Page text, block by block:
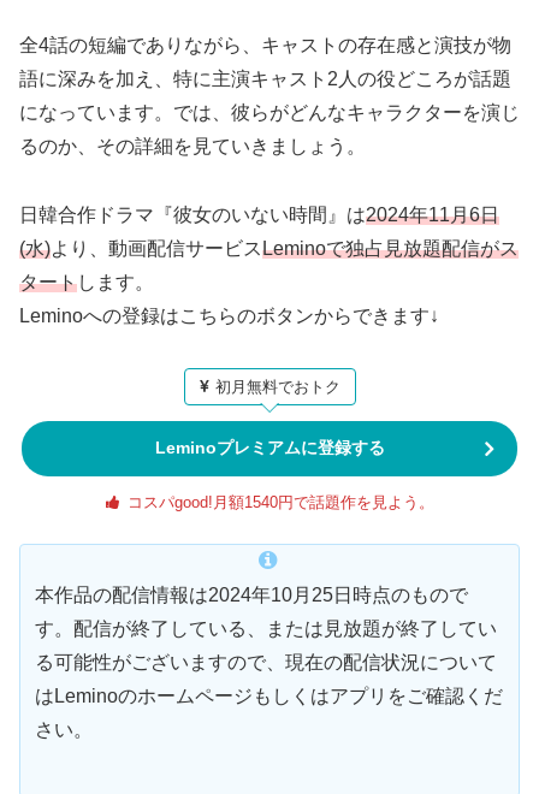
全4話の短編でありながら、キャストの存在感と演技が物
語に深みを加え、特に主演キャスト2人の役どころが話題
になっています。では、彼らがどんなキャラクターを演じ
るのか、その詳細を見ていきましょう。
日韓合作ドラマ『彼女のいない時間』は2024年11月6日
(水)より、動画配信サービスLeminoで独占見放題配信がス
タートします。
Leminoへの登録はこちらのボタンからできます↓
初月無料でおトク
Leminoプレミアムに登録する
コスパgood!月額1540円で話題作を見よう。
本作品の配信情報は2024年10月25日時点のもので
す。配信が終了している、または見放題が終了してい
る可能性がございますので、現在の配信状況について
はLeminoのホームページもしくはアプリをご確認くだ
さい。